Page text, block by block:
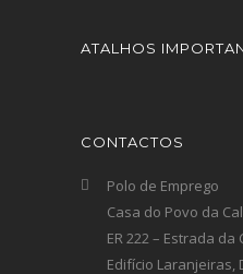
ATALHOS
CONTACTOS
Polo de Emprego
Casa do Povo da
ER 222 – Estrada da
Edifício Laranjeiras,